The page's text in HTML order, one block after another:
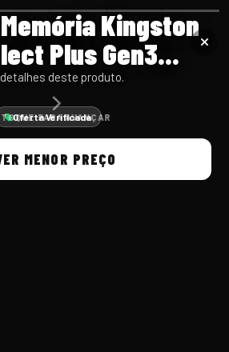
Kingston
Plus Gen3...
deste produto.
Oferta Verificada
MENOR PREÇO
TOQUE PARA AVANÇAR